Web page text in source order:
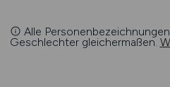
Alle
Geschlechter gleichermaßen.